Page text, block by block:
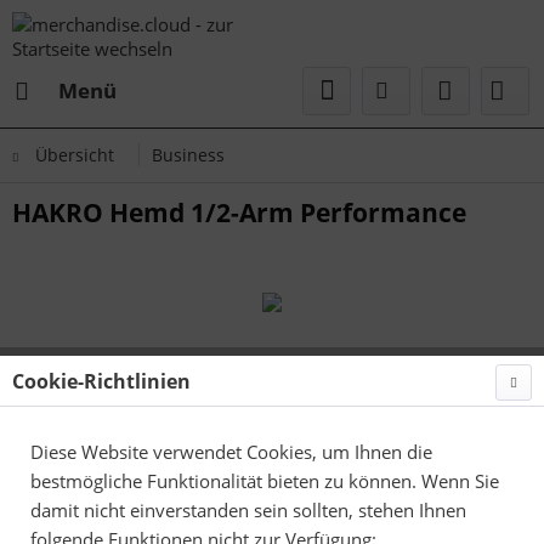
Menü
Übersicht Business
HAKRO Hemd 1/2-Arm Performance
Cookie-Richtlinien
Diese Website verwendet Cookies, um Ihnen die
bestmögliche Funktionalität bieten zu können. Wenn Sie
damit nicht einverstanden sein sollten, stehen Ihnen
folgende Funktionen nicht zur Verfügung: